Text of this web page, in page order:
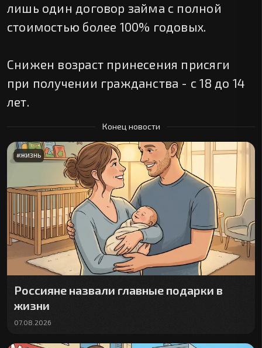
лишь один договор займа с полной
стоимостью более 100% годовых.
Снижен возраст принесения присяги
при получении гражданства - с 18 до 14
лет.
Конец новости
#ЖИЗНЬ
Россияне назвали главные подарки в
жизни
07.08.2026